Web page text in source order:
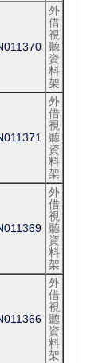
外
借
視
聽
資
料
架
外
借
視
聽
資
料
架
外
借
視
聽
資
料
架
外
借
視
聽
資
料
架